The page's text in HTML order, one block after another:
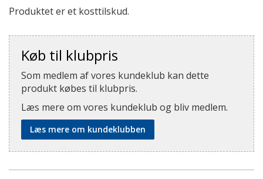
Produktet er et kosttilskud.
Køb til klubpris
Som medlem af vores kundeklub kan dette
produkt købes til klubpris.
Læs mere om vores kundeklub og bliv medlem.
Læs mere om kundeklubben